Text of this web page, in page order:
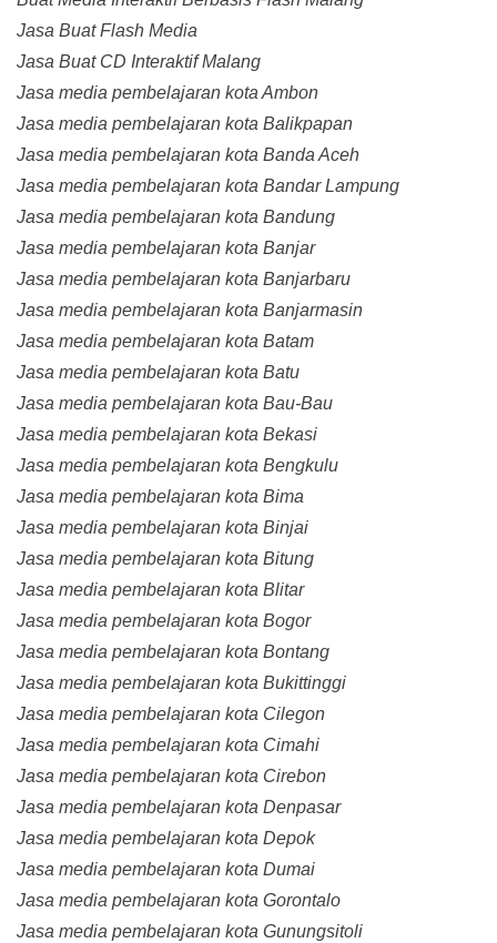
Jasa Buat Flash Media
Jasa Buat CD Interaktif Malang
Jasa media pembelajaran kota Ambon
Jasa media pembelajaran kota Balikpapan
Jasa media pembelajaran kota Banda Aceh
Jasa media pembelajaran kota Bandar Lampung
Jasa media pembelajaran kota Bandung
Jasa media pembelajaran kota Banjar
Jasa media pembelajaran kota Banjarbaru
Jasa media pembelajaran kota Banjarmasin
Jasa media pembelajaran kota Batam
Jasa media pembelajaran kota Batu
Jasa media pembelajaran kota Bau-Bau
Jasa media pembelajaran kota Bekasi
Jasa media pembelajaran kota Bengkulu
Jasa media pembelajaran kota Bima
Jasa media pembelajaran kota Binjai
Jasa media pembelajaran kota Bitung
Jasa media pembelajaran kota Blitar
Jasa media pembelajaran kota Bogor
Jasa media pembelajaran kota Bontang
Jasa media pembelajaran kota Bukittinggi
Jasa media pembelajaran kota Cilegon
Jasa media pembelajaran kota Cimahi
Jasa media pembelajaran kota Cirebon
Jasa media pembelajaran kota Denpasar
Jasa media pembelajaran kota Depok
Jasa media pembelajaran kota Dumai
Jasa media pembelajaran kota Gorontalo
Jasa media pembelajaran kota Gunungsitoli